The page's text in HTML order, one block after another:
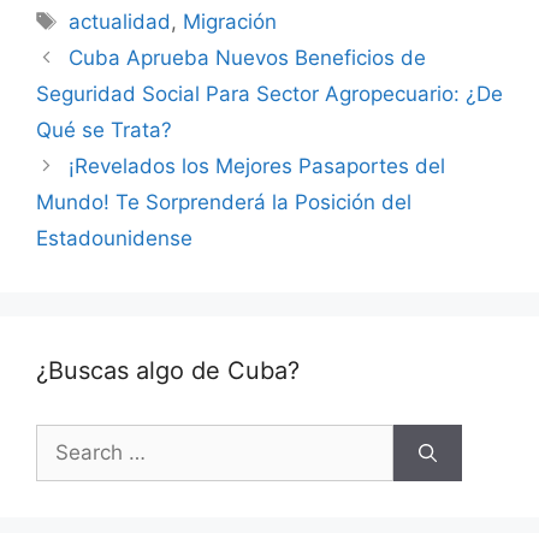
Tags
actualidad, Migración
Cuba Aprueba Nuevos Beneficios de
Seguridad Social Para Sector Agropecuario: ¿De
Qué se Trata?
¡Revelados los Mejores Pasaportes del
Mundo! Te Sorprenderá la Posición del
Estadounidense
¿Buscas algo de Cuba?
Search
for: